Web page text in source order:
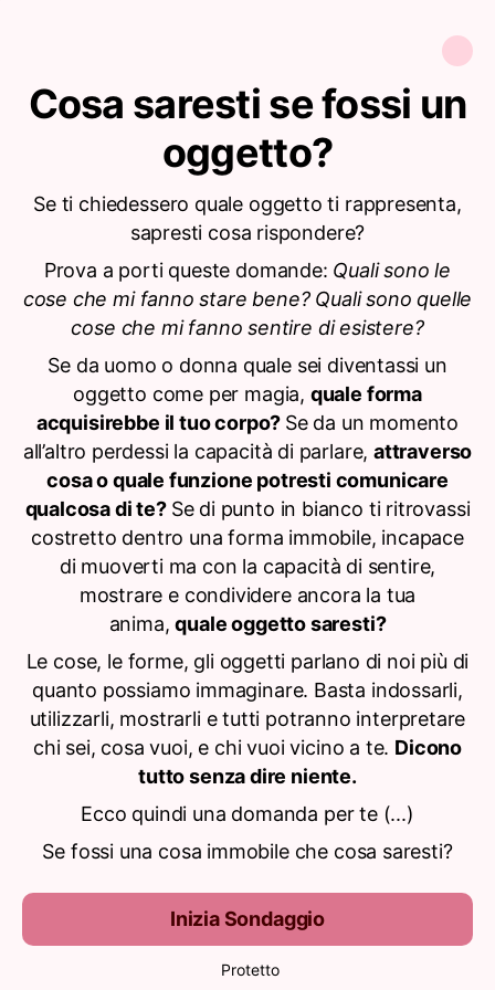
Cosa saresti se fossi un
oggetto?
Se ti chiedessero quale oggetto ti rappresenta,
sapresti cosa rispondere?
Prova a porti queste domande: Quali sono le
cose che mi fanno stare bene? Quali sono quelle
cose che mi fanno sentire di esistere?
Se da uomo o donna quale sei diventassi un
oggetto come per magia, quale forma
acquisirebbe il tuo corpo? Se da un momento
all’altro perdessi la capacità di parlare,attraverso
cosa o quale funzione potresti comunicare
qualcosa di te? Se di punto in bianco ti ritrovassi
costretto dentro una forma immobile, incapace
di muoverti ma con la capacità di sentire,
mostrare e condividere ancora la tua
anima,quale oggetto saresti?
Le cose, le forme, gli oggetti parlano di noi più di
quanto possiamo immaginare. Basta indossarli,
utilizzarli, mostrarli e tutti potranno interpretare
chi sei, cosa vuoi, e chi vuoi vicino a te. Dicono
tutto senza dire niente.
Ecco quindi una domanda per te (...)
Se fossi una cosa immobile che cosa saresti?
Inizia Sondaggio
Protetto